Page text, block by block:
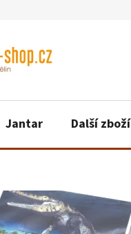
Jantar Další zboží